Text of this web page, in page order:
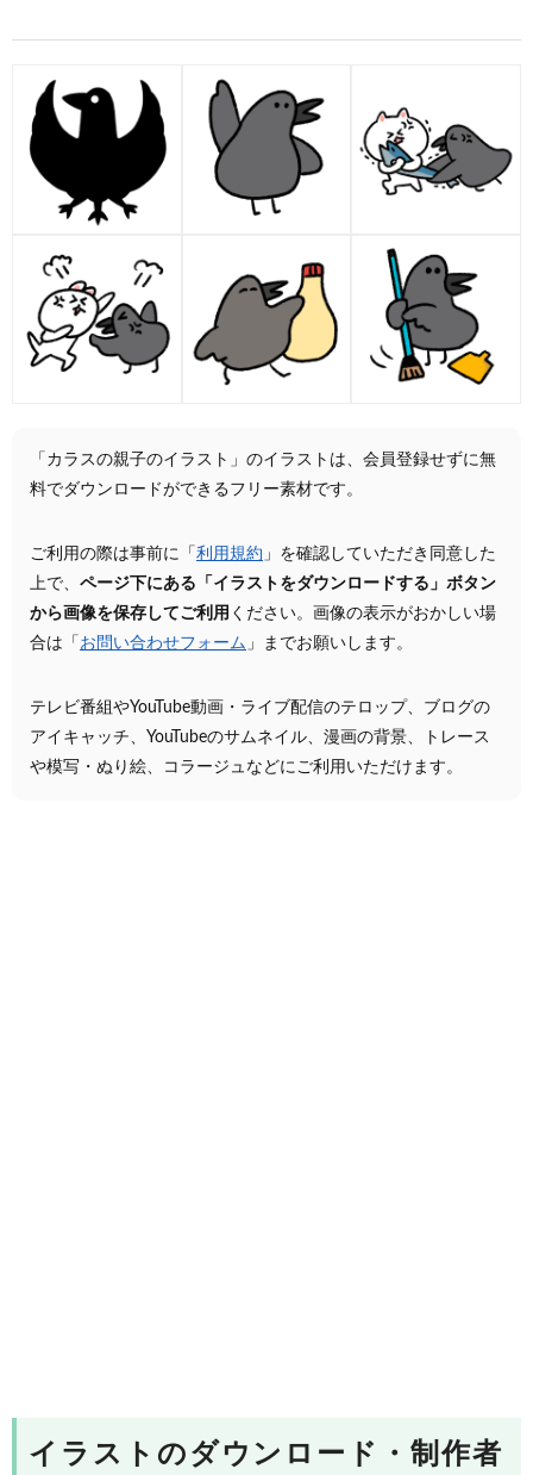
「カラスの親子のイラスト」のイラストは、会員登録せずに無
料でダウンロードができるフリー素材です。
ご利用の際は事前に「 利用規約 」を確認していただき同意した
上で、 ページ下にある「イラストをダウンロードする」ボタン
から画像を保存してご利用 ください。画像の表示がおかしい場
合は「 お問い合わせフォーム 」までお願いします。
テレビ番組やYouTube動画・ライブ配信のテロップ、ブログの
アイキャッチ、YouTubeのサムネイル、漫画の背景、トレース
や模写・ぬり絵、コラージュなどにご利用いただけます。
イラストのダウンロード・制作者